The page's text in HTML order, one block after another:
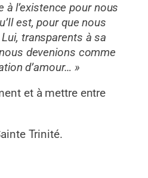
à l’existence pour nous
est, pour que nous
transparents à sa
devenions comme
d’amour… »
et à mettre entre
Trinité.